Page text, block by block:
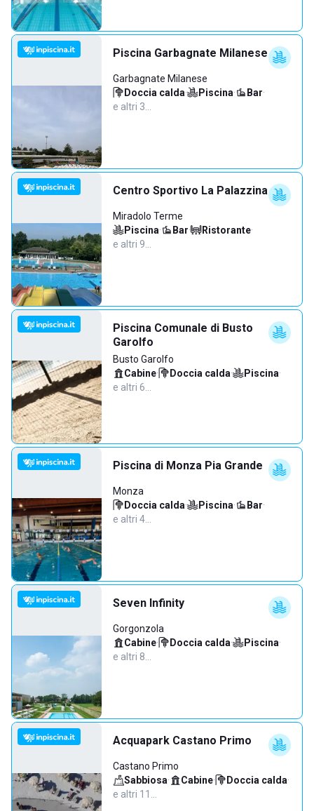
Piscina Garbagnate Milanese
Garbagnate Milanese
Doccia calda· Piscina· Bar·
e altri 3…
Centro Sportivo La Palazzina
Miradolo Terme
Piscina· Bar· Ristorante·
e altri 9…
Piscina Comunale di Busto
Garolfo
Busto Garolfo
Cabine· Doccia calda· Piscina·
e altri 6…
Piscina di Monza Pia Grande
Monza
Doccia calda· Piscina· Bar·
e altri 4…
Seven Infinity
Gorgonzola
Cabine· Doccia calda· Piscina·
e altri 8…
Acquapark Castano Primo
Castano Primo
Sabbiosa· Cabine· Doccia calda·
e altri 11…